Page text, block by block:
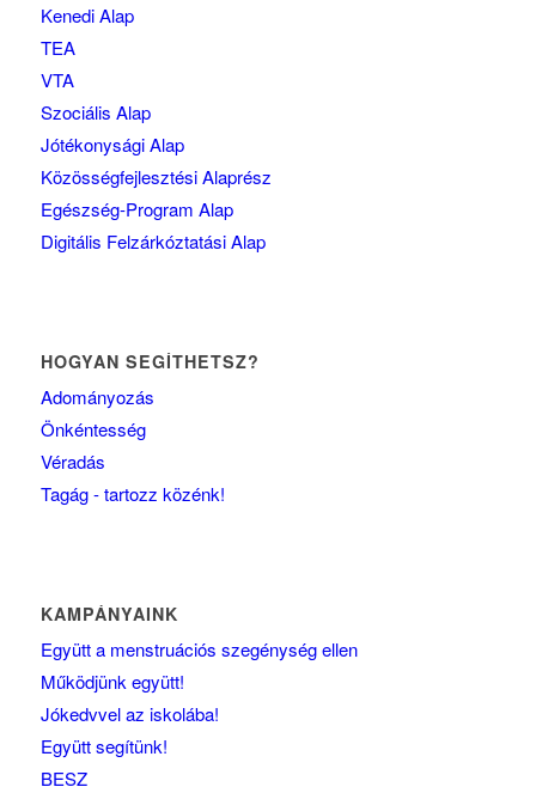
Kenedi Alap
TEA
VTA
Szociális Alap
Jótékonysági Alap
Közösségfejlesztési Alaprész
Egészség-Program Alap
Digitális Felzárkóztatási Alap
HOGYAN SEGÍTHETSZ?
Adományozás
Önkéntesség
Véradás
Tagág - tartozz közénk!
KAMPÁNYAINK
Együtt a menstruációs szegénység ellen
Működjünk együtt!
Jókedvvel az iskolába!
Együtt segítünk!
BESZ